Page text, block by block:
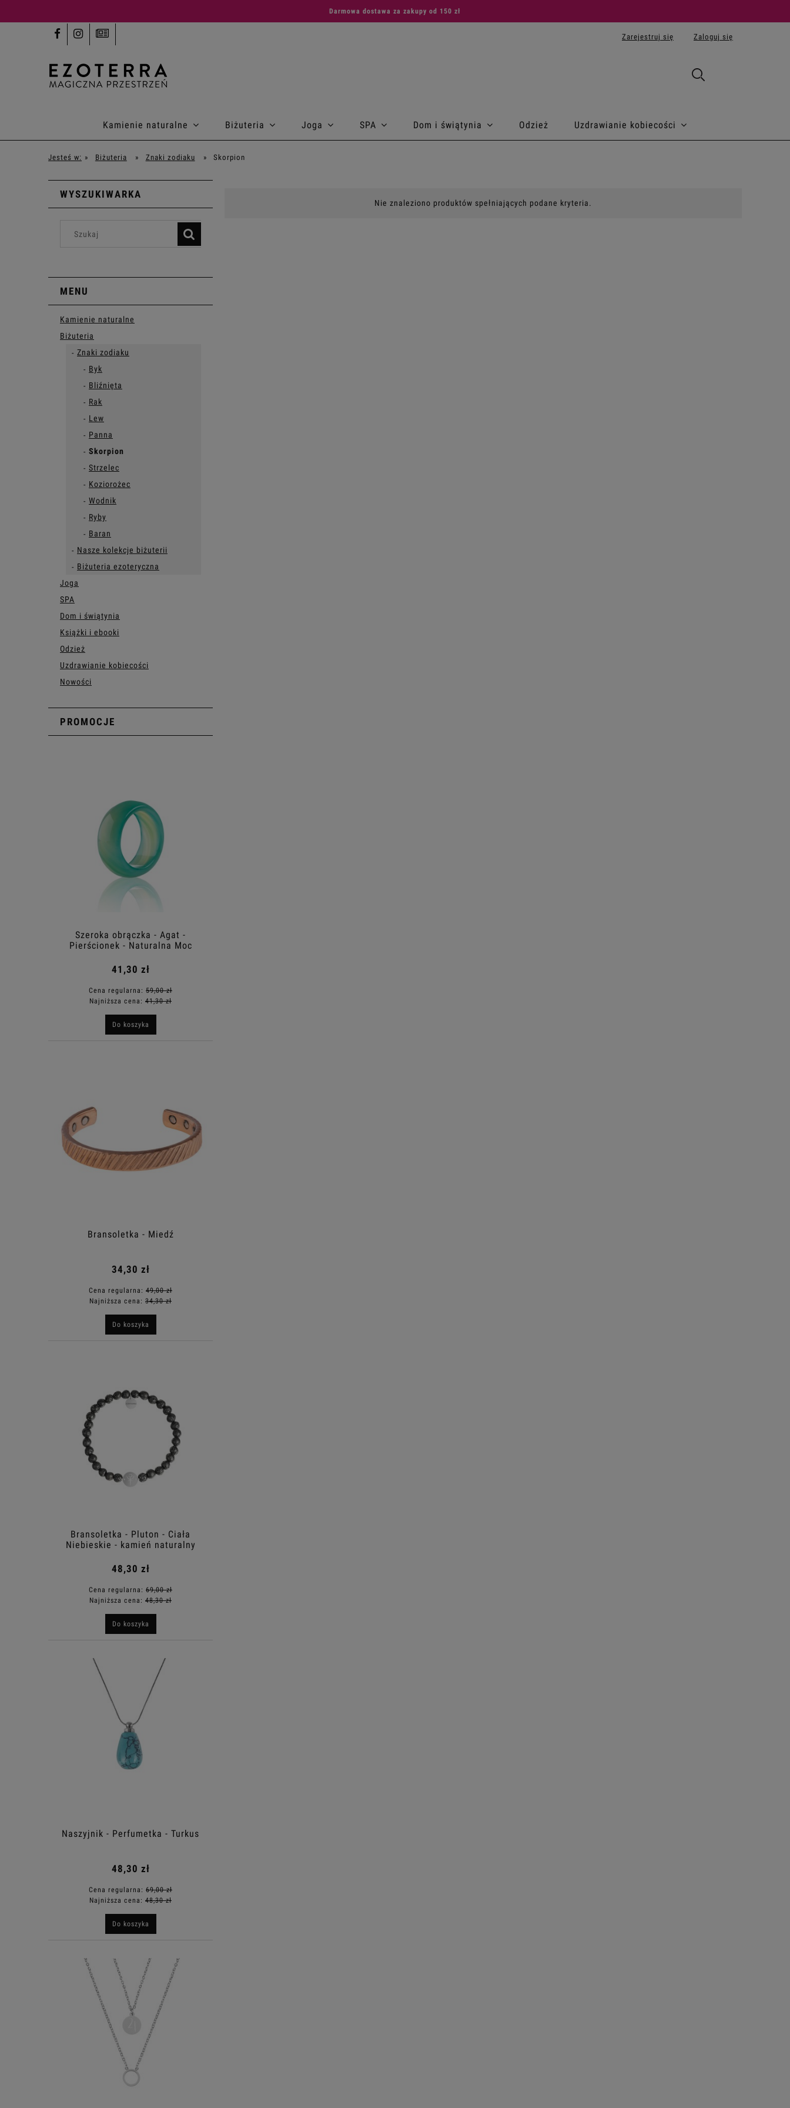
Darmowa dostawa za zakupy od 150 zł
Zarejestruj się Zaloguj się
Kamienie naturalne Biżuteria Joga SPA Dom i świątynia Odzież Uzdrawianie kobiecości
Jesteś w: » Biżuteria » Znaki zodiaku » Skorpion
WYSZUKIWARKA
MENU
Kamienie naturalne
Biżuteria
Znaki zodiaku
Byk
Bliźnięta
Rak
Lew
Panna
Skorpion
Strzelec
Koziorożec
Wodnik
Ryby
Baran
Nasze kolekcje biżuterii
Biżuteria ezoteryczna
Joga
SPA
Dom i świątynia
Książki i ebooki
Odzież
Uzdrawianie kobiecości
Nowości
PROMOCJE
Szeroka obrączka - Agat -
Pierścionek - Naturalna Moc
41,30 zł
Cena regularna: 59,00 zł
Najniższa cena: 41,30 zł
Do koszyka
Bransoletka - Miedź
34,30 zł
Cena regularna: 49,00 zł
Najniższa cena: 34,30 zł
Do koszyka
Bransoletka - Pluton - Ciała
Niebieskie - kamień naturalny
48,30 zł
Cena regularna: 69,00 zł
Najniższa cena: 48,30 zł
Do koszyka
Naszyjnik - Perfumetka - Turkus
48,30 zł
Cena regularna: 69,00 zł
Najniższa cena: 48,30 zł
Do koszyka
Nie znaleziono produktów spełniających podane kryteria.